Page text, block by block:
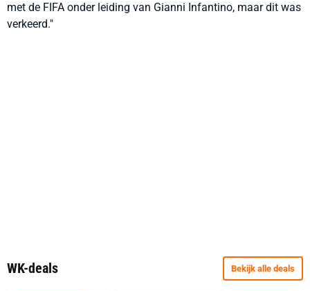
met de FIFA onder leiding van Gianni Infantino, maar dit was
verkeerd."
WK-deals Bekijk alle deals